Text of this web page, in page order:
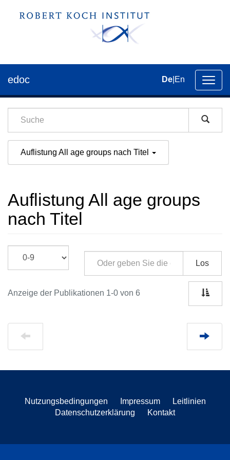
der
edoc De En
Auflistung All age groups nach Titel
Auflistung All age groups
nach Titel
Los
Anzeige der Publikationen 1-0 von 6
Nutzungsbedingungen Impressum
Leitlinien
Datenschutzerklärung
Kontakt